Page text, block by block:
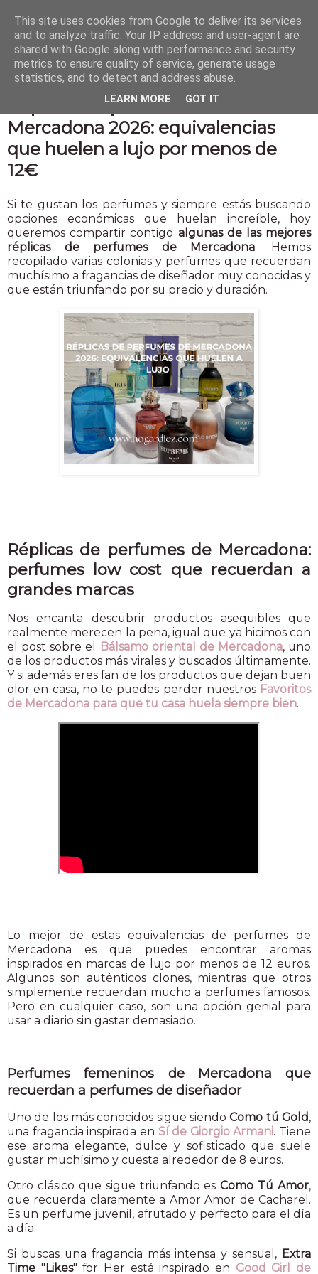
Réplicas de perfumes de
Mercadona 2026: equivalencias
que huelen a lujo por menos de
12€
Si te gustan los perfumes y siempre estás buscando
opciones económicas que huelan increíble, hoy
queremos compartir contigo algunas de las mejores
réplicas de perfumes de Mercadona. Hemos
recopilado varias colonias y perfumes que recuerdan
muchísimo a fragancias de diseñador muy conocidas y
que están triunfando por su precio y duración.
Réplicas de perfumes de Mercadona:
perfumes low cost que recuerdan a
grandes marcas
Nos encanta descubrir productos asequibles que
realmente merecen la pena, igual que ya hicimos con
el post sobre el
Bálsamo oriental de Mercadona, uno
de los productos más virales y buscados últimamente.
Y si además eres fan de los productos que dejan buen
olor en casa, no te puedes perder nuestros Favoritos
de Mercadona para que tu casa huela siempre bien.
Lo mejor de estas equivalencias de perfumes de
Mercadona es que puedes encontrar aromas
inspirados en marcas de lujo por menos de 12 euros.
Algunos son auténticos clones, mientras que otros
simplemente recuerdan mucho a perfumes famosos.
Pero en cualquier caso, son una opción genial para
usar a diario sin gastar demasiado.
Perfumes femeninos de Mercadona que
recuerdan a perfumes de diseñador
Uno de los más conocidos sigue siendoComo tú Gold,
una fragancia inspirada en Sí de Giorgio Armani. Tiene
ese aroma elegante, dulce y sofisticado que suele
gustar muchísimo y cuesta alrededor de 8 euros.
Otro clásico que sigue triunfando esComo Tú Amor,
que recuerda claramente a Amor Amor de Cacharel.
Es un perfume juvenil, afrutado y perfecto para el día
a día.
Si buscas una fragancia más intensa y sensual, Extra
Time "Likes"for Her está inspirado en Good Girl de
This site uses cookies from Google to deliver its services
and to analyze traffic. Your IP address and user-agent are
shared with Google along with performance and security
metrics to ensure quality of service, generate usage
statistics, and to detect and address abuse.
LEARN MORE GOT IT